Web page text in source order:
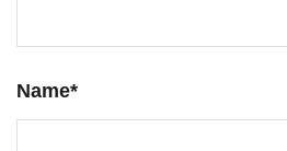
Name*